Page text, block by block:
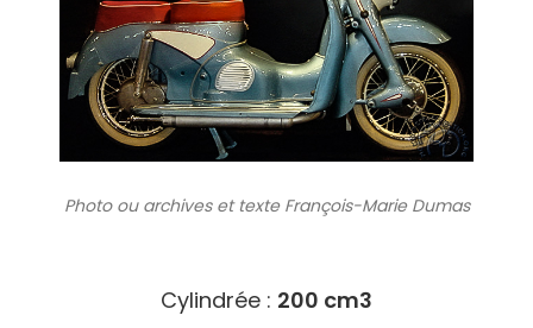
Photo ou archiveset texte François-Marie Dumas
Cylindrée : 200 cm3